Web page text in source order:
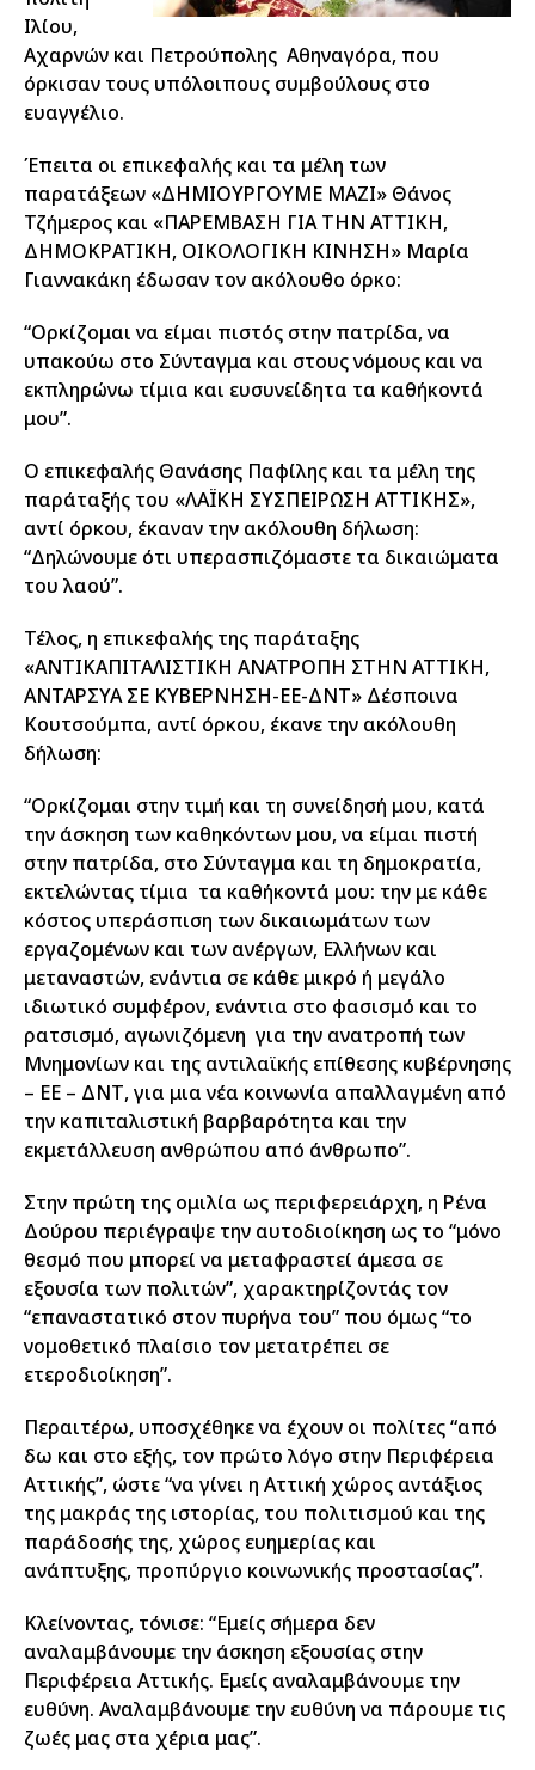
Ιλίου,
Αχαρνών και Πετρούπολης Αθηναγόρα, που
όρκισαν τους υπόλοιπους συμβούλους στο
ευαγγέλιο.
Έπειτα οι επικεφαλής και τα μέλη των
παρατάξεων «ΔΗΜΙΟΥΡΓΟΥΜΕ ΜΑΖΙ» Θάνος
Τζήμερος και «ΠΑΡΕΜΒΑΣΗ ΓΙΑ ΤΗΝ ΑΤΤΙΚΗ,
ΔΗΜΟΚΡΑΤΙΚΗ, ΟΙΚΟΛΟΓΙΚΗ ΚΙΝΗΣΗ» Μαρία
Γιαννακάκη έδωσαν τον ακόλουθο όρκο:
“Ορκίζομαι να είμαι πιστός στην πατρίδα, να
υπακούω στο Σύνταγμα και στους νόμους και να
εκπληρώνω τίμια και ευσυνείδητα τα καθήκοντά
μου”.
Ο επικεφαλής Θανάσης Παφίλης και τα μέλη της
παράταξής του «ΛΑΪΚΗ ΣΥΣΠΕΙΡΩΣΗ ΑΤΤΙΚΗΣ»,
αντί όρκου, έκαναν την ακόλουθη δήλωση:
“Δηλώνουμε ότι υπερασπιζόμαστε τα δικαιώματα
του λαού”.
Τέλος, η επικεφαλής της παράταξης
«ΑΝΤΙΚΑΠΙΤΑΛΙΣΤΙΚΗ ΑΝΑΤΡΟΠΗ ΣΤΗΝ ΑΤΤΙΚΗ,
ΑΝΤΑΡΣΥΑ ΣΕ ΚΥΒΕΡΝΗΣΗ-ΕΕ-ΔΝΤ» Δέσποινα
Κουτσούμπα, αντί όρκου, έκανε την ακόλουθη
δήλωση:
“Ορκίζομαι στην τιμή και τη συνείδησή μου, κατά
την άσκηση των καθηκόντων μου, να είμαι πιστή
στην πατρίδα, στο Σύνταγμα και τη δημοκρατία,
εκτελώντας τίμια τα καθήκοντά μου: την με κάθε
κόστος υπεράσπιση των δικαιωμάτων των
εργαζομένων και των ανέργων, Ελλήνων και
μεταναστών, ενάντια σε κάθε μικρό ή μεγάλο
ιδιωτικό συμφέρον, ενάντια στο φασισμό και το
ρατσισμό, αγωνιζόμενη για την ανατροπή των
Μνημονίων και της αντιλαϊκής επίθεσης κυβέρνησης
– ΕΕ – ΔΝΤ, για μια νέα κοινωνία απαλλαγμένη από
την καπιταλιστική βαρβαρότητα και την
εκμετάλλευση ανθρώπου από άνθρωπο”.
Στην πρώτη της ομιλία ως περιφερειάρχη, η Ρένα
Δούρου περιέγραψε την αυτοδιοίκηση ως το “μόνο
θεσμό που μπορεί να μεταφραστεί άμεσα σε
εξουσία των πολιτών”, χαρακτηρίζοντάς τον
“επαναστατικό στον πυρήνα του” που όμως “το
νομοθετικό πλαίσιο τον μετατρέπει σε
ετεροδιοίκηση”.
Περαιτέρω, υποσχέθηκε να έχουν οι πολίτες “από
δω και στο εξής, τον πρώτο λόγο στην Περιφέρεια
Αττικής”, ώστε “να γίνει η Αττική χώρος αντάξιος
της μακράς της ιστορίας, του πολιτισμού και της
παράδοσής της, χώρος ευημερίας και
ανάπτυξης, προπύργιο κοινωνικής προστασίας”.
Κλείνοντας, τόνισε: “Εμείς σήμερα δεν
αναλαμβάνουμε την άσκηση εξουσίας στην
Περιφέρεια Αττικής. Εμείς αναλαμβάνουμε την
ευθύνη. Αναλαμβάνουμε την ευθύνη να πάρουμε τις
ζωές μας στα χέρια μας”.